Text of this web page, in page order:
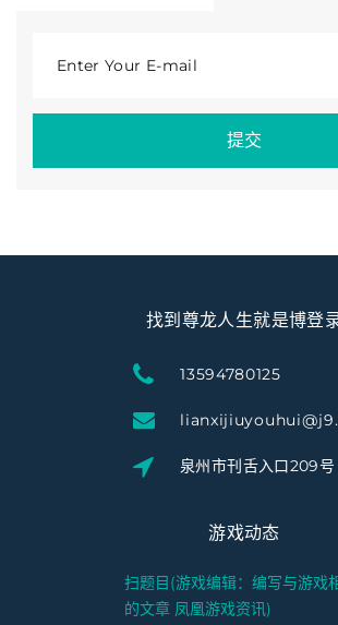
Enter Your E-mail
提交
找到尊龙人生就是博登
13594780125
泉州市刊舌入口209号
游戏动态
扫题目(游戏编辑：编写与游戏
的文章 凤凰游戏资讯)